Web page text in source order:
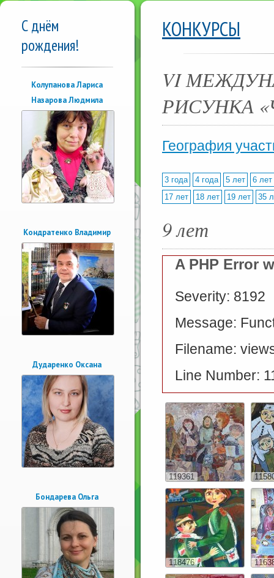
С днём
рождения!
Колупанова Лариса
Назарова Людмила
Кондратенко Владимир
Дударенко Оксана
Бондарева Ольга
КОНКУРСЫ
VI
РИСУНКА
География
3 года 4 года 5 лет
6 лет
17 лет
18 лет 19 лет 35
9 лет
A PHP Error
Severity: 8192
Message:
Filename:
Line Number:
119361
118476